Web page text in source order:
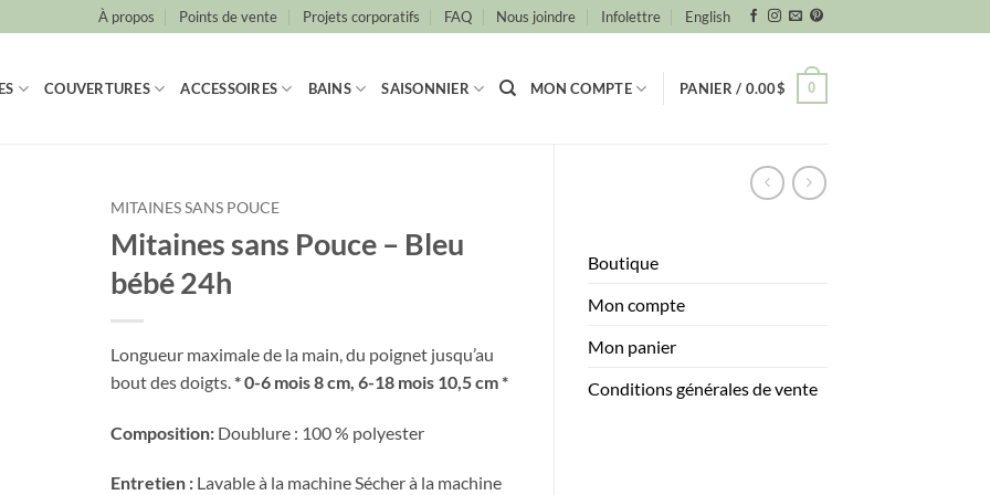
À propos Points de vente Projets corporatifs FAQ Nous joindre Infolettre English
COUVERTURES ACCESSOIRES BAINS SAISONNIER MON COMPTE PANIER / 0.00$ 0
Boutique
Mon compte
Mon panier
Conditions générales de vente
MITAINES SANS POUCE
Mitaines sans Pouce – Bleu
bébé 24h
Longueur maximale de la main, du poignet jusqu’au
bout des doigts. * 0-6 mois 8 cm, 6-18 mois 10,5 cm *
Composition:Doublure : 100 % polyester
Entretien :Lavable à la machine Sécher à la machine